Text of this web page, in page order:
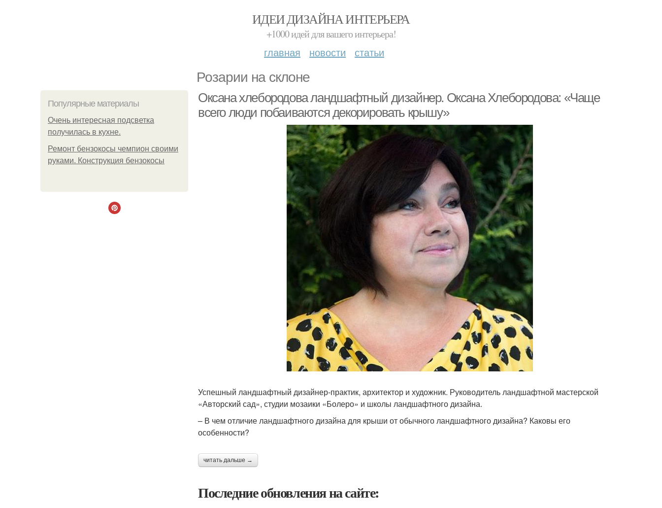
ИДЕИ ДИЗАЙНА ИНТЕРЬЕРА
+1000 идей для вашего интерьера!
главная новости статьи
Розарии на склоне
Популярные материалы
Очень интересная подсветка
получилась в кухне.
Ремонт бензокосы чемпион своими
руками. Конструкция бензокосы
Оксана хлебородова ландшафтный дизайнер. Оксана Хлебородова: «Чаще
всего люди побаиваются декорировать крышу»
Успешный ландшафтный дизайнер-практик, архитектор и художник. Руководитель ландшафтной мастерской
«Авторский сад», студии мозаики «Болеро» и школы ландшафтного дизайна.
– В чем отличие ландшафтного дизайна для крыши от обычного ландшафтного дизайна? Каковы его
особенности?
читать дальше →
Последние обновления на сайте: